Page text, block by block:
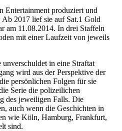
Entertainment produziert und
Ab 2017 lief sie auf Sat.1 Gold
am 11.08.2014. In drei Staffeln
mit einer Laufzeit von jeweils
in eine Straftat
wird aus der Perspektive der
persönlichen Folgen für sie
Serie die polizeilichen
des jeweiligen Falls. Die
auch wenn die Geschichten in
wie Köln, Hamburg, Frankfurt,
sind.